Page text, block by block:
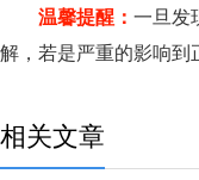
温馨提醒： 一旦发
解，若是严重的影响到
相关文章